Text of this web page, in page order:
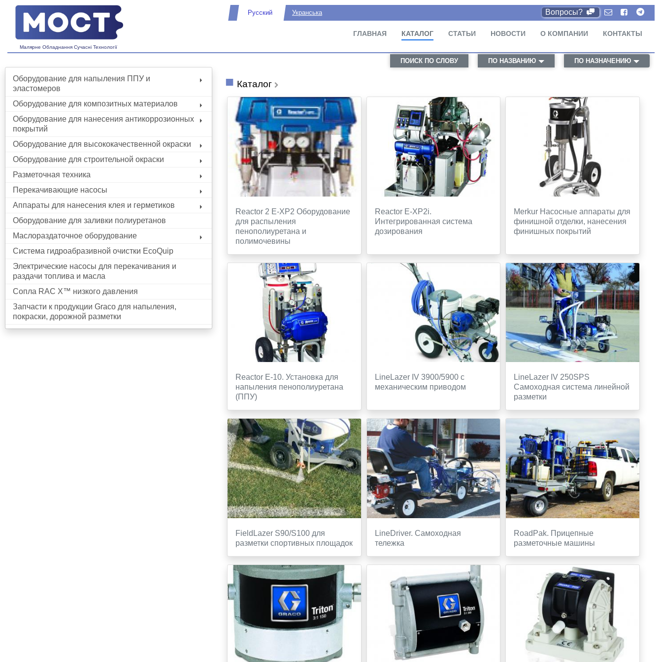
Малярне Обладнання Сучасні Технології
Русский Укранська Вопросы?
ГЛАВНАЯ КАТАЛОГ СТАТЬИ НОВОСТИ О КОМПАНИИ КОНТАКТЫ
ПОИСК ПО СЛОВУ ПО НАЗВАНИЮ ПО НАЗНАЧЕНИЮ
Оборудование для напыления ППУ и
эластомеров
Оборудование для композитных материалов
Оборудование для нанесения антикоррозионных
покрытий
Оборудование для высококачественной окраски
Оборудование для строительной окраски
Разметочная техника
Перекачивающие насосы
Аппараты для нанесения клея и герметиков
Оборудование для заливки полиуретанов
Маслораздаточное оборудование
Система гидроабразивной очистки EcoQuip
Электрические насосы для перекачивания и
раздачи топлива и масла
Сопла RAC X™ низкого давления
Запчасти к продукции Graco для напыления,
покраски, дорожной разметки
Каталог
Reactor 2 E-XP2 Оборудование
для распыления
пенополиуретана и
полимочевины
Reactor E-XP2i.
Интегрированная система
дозирования
Merkur Насосные аппараты для
финишной отделки, нанесения
финишных покрытий
Reactor E-10. Установка для
напыления пенополиуретана
(ППУ)
LineLazer IV 3900/5900 с
механическим приводом
LineLazer IV 250SPS
Самоходная система линейной
разметки
FieldLazer S90/S100 для
разметки спортивных площадок
LineDriver. Самоходная
тележка
RoadPak. Прицепные
разметочные машины